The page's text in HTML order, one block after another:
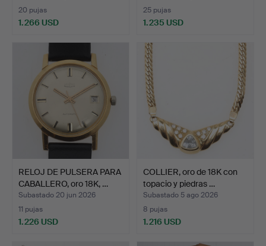
20 pujas
1.266 USD
seleccionado
25 pujas
1.235 USD
RELOJ DE PULSERA PARA
CABALLERO, oro 18K, …
Subastado 20 jun 2026
11 pujas
1.226 USD
COLLIER, oro de 18K con
topacio y piedras …
Subastado 5 ago 2026
8 pujas
1.216 USD